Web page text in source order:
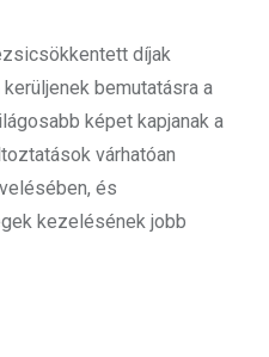
díjak
bemutatásra a
képet kapjanak a
várhatóan
és
kezelésének jobb